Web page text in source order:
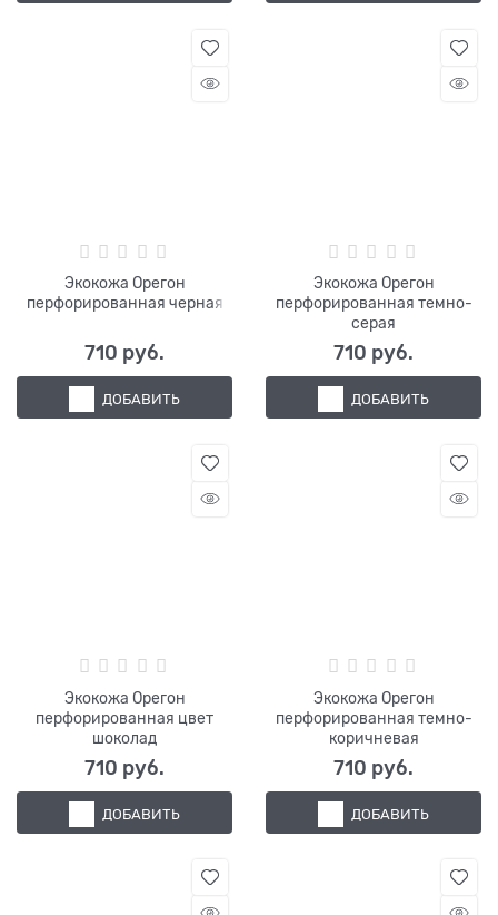
Экокожа Орегон
перфорированная черная
710 руб.
ДОБАВИТЬ
Экокожа Орегон
перфорированная темно-
серая
710 руб.
ДОБАВИТЬ
Экокожа Орегон
перфорированная цвет
шоколад
710 руб.
ДОБАВИТЬ
Экокожа Орегон
перфорированная темно-
коричневая
710 руб.
ДОБАВИТЬ